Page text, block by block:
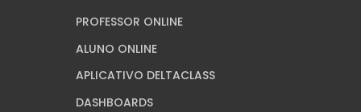
PROFESSOR ONLINE
ALUNO ONLINE
APLICATIVO DELTACLASS
DASHBOARDS